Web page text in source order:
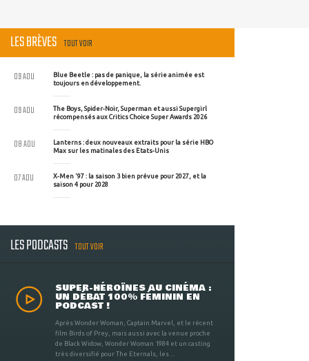
LES BRÈVES TOUT VOIR
Blue Beetle : pas de panique, la série animée est
toujours en développement.
09 AOU
The Boys, Spider-Noir, Superman et aussi Supergirl
récompensés aux Critics Choice Super Awards 2026
09 AOU
Lanterns : deux nouveaux extraits pour la série HBO
Max sur les matinales des Etats-Unis
08 AOU
X-Men '97 : la saison 3 bien prévue pour 2027, et la
saison 4 pour 2028
07 AOU
LES PODCASTS TOUT VOIR
SUPER-HÉROÏNES AU CINÉMA :
UN DÉBAT 100% FÉMININ EN
PODCAST !
Après Wonder Woman, Captain Marvel, et le récent
film Birds of Prey, mais aussi avec la venue proche
de Black Widow, Wonder Woman 1984 et un casting
très diversifié pour The Eternals, les ...